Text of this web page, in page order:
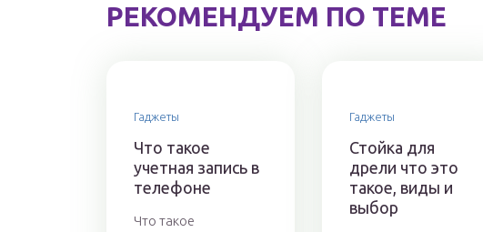
РЕКОМЕНДУЕМ ПО ТЕМЕ
Гаджеты
Что такое
учетная запись в
телефоне
Что такое
Гаджеты
Стойка для
дрели что это
такое, виды и
выбор